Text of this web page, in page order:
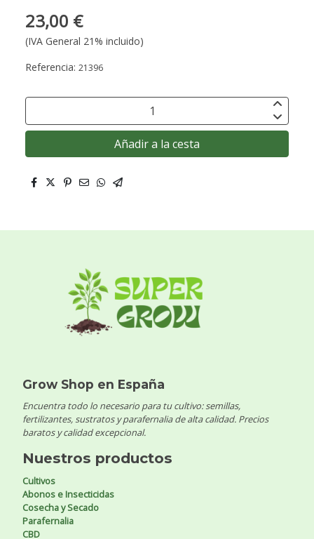
23,00 €
(IVA General 21% incluido)
Referencia: 21396
Añadir a la cesta
Grow Shop en España
Encuentra todo lo necesario para tu cultivo: semillas,
fertilizantes, sustratos y parafernalia de alta calidad. Precios
baratos y calidad excepcional.
Nuestros productos
Cultivos
Abonos e Insecticidas
Cosecha y Secado
Parafernalia
CBD